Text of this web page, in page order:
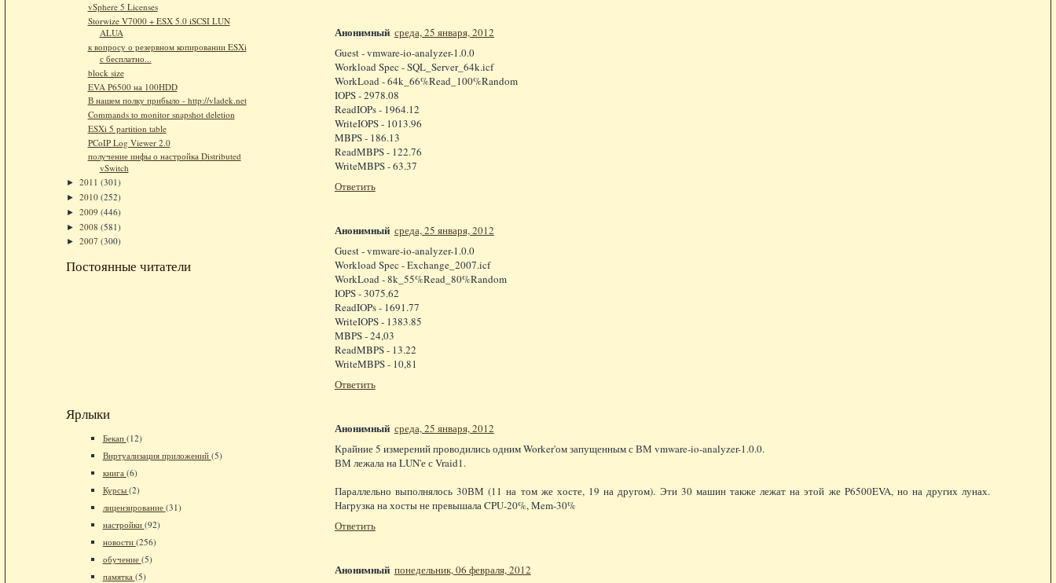
vSphere 5 Licenses
Storwize V7000 + ESX 5.0 iSCSI LUN
ALUA
к вопросу о резервном копировании ESXi
с бесплатно...
block size
EVA P6500 на 100HDD
В нашем полку прибыло - http://vladek.net
Commands to monitor snapshot deletion
ESXi 5 partition table
PCoIP Log Viewer 2.0
получение инфы о настройка Distributed
vSwitch
► 2011 (301)
► 2010 (252)
► 2009 (446)
► 2008 (581)
► 2007 (300)
Постоянные читатели
Ярлыки
Бекап (12)
Виртуализация приложений (5)
книга (6)
Курсы (2)
лицензирование (31)
настройки (92)
новости (256)
обучение (5)
памятка (5)
Анонимный среда, 25 января, 2012
Guest - vmware-io-analyzer-1.0.0
Workload Spec - SQL_Server_64k.icf
WorkLoad - 64k_66%Read_100%Random
IOPS - 2978.08
ReadIOPs - 1964.12
WriteIOPS - 1013.96
MBPS - 186.13
ReadMBPS - 122.76
WriteMBPS - 63.37
Ответить
Анонимный среда, 25 января, 2012
Guest - vmware-io-analyzer-1.0.0
Workload Spec - Exchange_2007.icf
WorkLoad - 8k_55%Read_80%Random
IOPS - 3075.62
ReadIOPs - 1691.77
WriteIOPS - 1383.85
MBPS - 24,03
ReadMBPS - 13.22
WriteMBPS - 10,81
Ответить
Анонимный среда, 25 января, 2012
Крайние 5 измерений проводились одним Worker'ом запущенным с ВМ vmware-io-analyzer-1.0.0.
ВМ лежала на LUN'е с Vraid1.
Параллельно выполнялось 30ВМ (11 на том же хосте, 19 на другом). Эти 30 машин также лежат на этой же P6500EVA, но на других лунах.
Нагрузка на хосты не превышала CPU-20%, Mem-30%
Ответить
Анонимный понедельник, 06 февраля, 2012